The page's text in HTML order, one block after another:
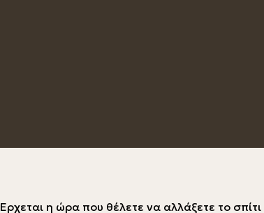
Έρχεται η ώρα που θέλετε να αλλάξετε το